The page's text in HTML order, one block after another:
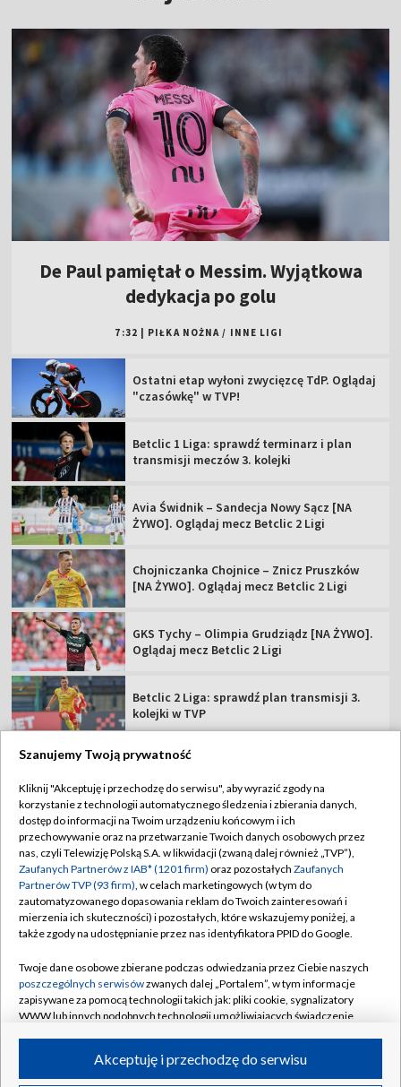
De Paul pamiętał o Messim. Wyjątkowa
dedykacja po golu
7:32 PIŁKA NOŻNA / INNE LIGI
Ostatni etap wyłoni zwycięzcę TdP. Oglądaj
"czasówkę" w TVP!
Betclic 1 Liga: sprawdź terminarz i plan
transmisji meczów 3. kolejki
Avia Świdnik – Sandecja Nowy Sącz [NA
ŻYWO]. Oglądaj mecz Betclic 2 Ligi
Chojniczanka Chojnice – Znicz Pruszków
[NA ŻYWO]. Oglądaj mecz Betclic 2 Ligi
GKS Tychy – Olimpia Grudziądz [NA ŻYWO].
Oglądaj mecz Betclic 2 Ligi
Betclic 2 Liga: sprawdź plan transmisji 3.
kolejki w TVP
TVP
Abonament TVP
Sklep TVP
Biuro Reklamy
Oferta Handlowa
Emisja w TVP
Rada Programowa
Ogłoszenia przetargowe
Akademia Telewizyjna
Regulamin TVP
Polityka prywatności
Moje zgody
Biuro reklamy
Kanały
©2026 Telewizja Polska Spółka Akcyjna w likwidacji
Szanujemy Twoją prywatność
Kliknij "Akceptuję i przechodzę do serwisu", aby wyrazić zgody na
korzystanie z technologii automatycznego śledzenia i zbierania danych,
dostęp do informacji na Twoim urządzeniu końcowym i ich
przechowywanie oraz na przetwarzanie Twoich danych osobowych przez
nas, czyli Telewizję Polską S.A. w likwidacji (zwaną dalej również „TVP”),
Zaufanych Partnerów z IAB* (1201 firm) oraz pozostałych Zaufanych
Partnerów TVP (93 firm), w celach marketingowych (w tym do
zautomatyzowanego dopasowania reklam do Twoich zainteresowań i
mierzenia ich skuteczności) i pozostałych, które wskazujemy poniżej, a
także zgody na udostępnianie przez nas identyfikatora PPID do Google.
Twoje dane osobowe zbierane podczas odwiedzania przez Ciebie naszych
poszczególnych serwisówzwanych dalej „Portalem”, w tym informacje
zapisywane za pomocą technologii takich jak: pliki cookie, sygnalizatory
WWW lub innych podobnych technologii umożliwiających świadczenie
ruchu w Internecie.Akceptuję i przechodzę do serwisu